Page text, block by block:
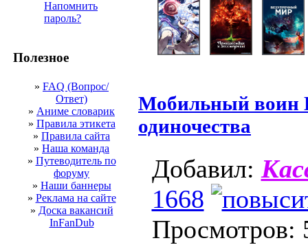
Напомнить
пароль?
Полезное
» FAQ (Вопрос/
Ответ)
» Аниме словарик
» Правила этикета
» Правила сайта
» Наша команда
» Путеводитель по
форуму
» Наши баннеры
» Реклама на сайте
» Доска вакансий
InFanDub
Мобильный воин
одиночества
Добавил:
1668
Просмотров: